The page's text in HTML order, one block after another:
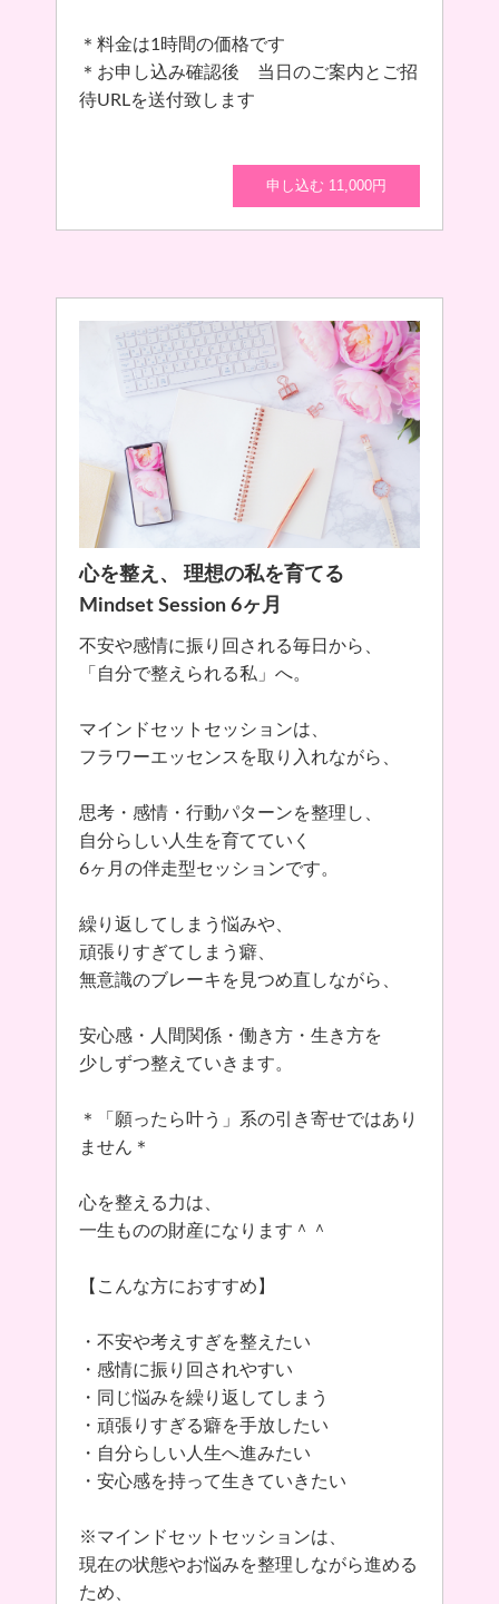
＊料金は1時間の価格です
＊お申し込み確認後 当日のご案内とご招
待URLを送付致します
申し込む 11,000円
心を整え、 理想の私を育てる
Mindset Session 6ヶ月
不安や感情に振り回される毎日から、
「自分で整えられる私」へ。
マインドセットセッションは、
フラワーエッセンスを取り入れながら、
思考・感情・行動パターンを整理し、
自分らしい人生を育てていく
6ヶ月の伴走型セッションです。
繰り返してしまう悩みや、
頑張りすぎてしまう癖、
無意識のブレーキを見つめ直しながら、
安心感・人間関係・働き方・生き方を
少しずつ整えていきます。
＊「願ったら叶う」系の引き寄せではあり
ません＊
心を整える力は、
一生ものの財産になります＾＾
【こんな方におすすめ】
・不安や考えすぎを整えたい
・感情に振り回されやすい
・同じ悩みを繰り返してしまう
・頑張りすぎる癖を手放したい
・自分らしい人生へ進みたい
・安心感を持って生きていきたい
※マインドセットセッションは、
現在の状態やお悩みを整理しながら進める
ため、